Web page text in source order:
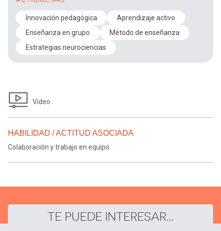
Innovación pedagógica
Aprendizaje activo
Enseñanza en grupo
Método de enseñanza
Estrategias neurociencias
Video
HABILIDAD / ACTITUD ASOCIADA
Colaboración y trabajo en equipo
TE PUEDE INTERESAR...